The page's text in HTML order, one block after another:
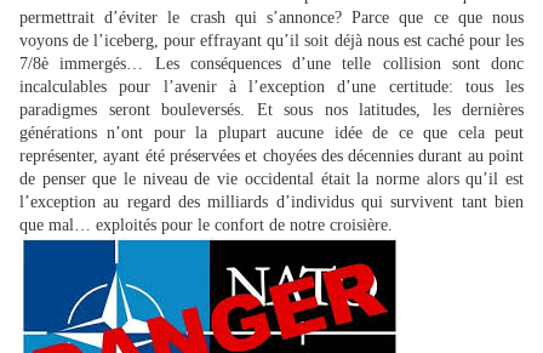
permettrait d’éviter le crash qui s’annonce? Parce que ce que nous
voyons de l’iceberg, pour effrayant qu’il soit déjà nous est caché pour les
7/8è immergés… Les conséquences d’une telle collision sont donc
incalculables pour l’avenir à l’exception d’une certitude: tous les
paradigmes seront bouleversés. Et sous nos latitudes, les dernières
générations n’ont pour la plupart aucune idée de ce que cela peut
représenter, ayant été préservées et choyées des décennies durant au point
de penser que le niveau de vie occidental était la norme alors qu’il est
l’exception au regard des milliards d’individus qui survivent tant bien
que mal… exploités pour le confort de notre croisière.